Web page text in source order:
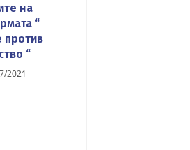
на
“
против
“
2021